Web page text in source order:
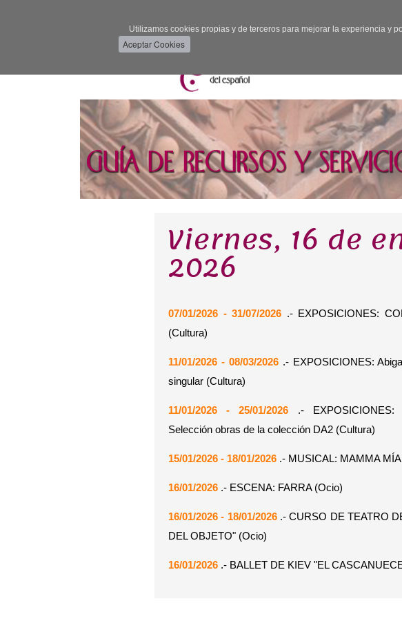
Utilizamos cookies propias y de terceros para mejorar la experiencia y
Viernes, 16 de
2026
07/01/2026 - 31/07/2026 .- EXPOSICIONES:
(Cultura)
11/01/2026 - 08/03/2026.- EXPOSICIONES:
singular (Cultura)
11/01/2026 - 25/01/2026 .- EXPOSICIONES:
Selección obras de la colección DA2 (Cultura)
15/01/2026 - 18/01/2026 .- MUSICAL: MAMMA
16/01/2026 .- ESCENA: FARRA (Ocio)
16/01/2026 - 18/01/2026.- CURSO DE TEATRO
DEL OBJETO" (Ocio)
16/01/2026 .- BALLET DE KIEV "EL